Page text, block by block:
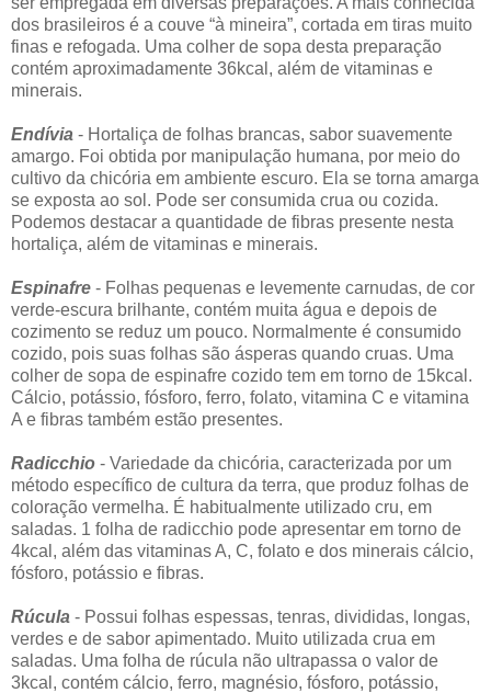
dos brasileiros é a couve “à mineira”, cortada em tiras muito
finas e refogada. Uma colher de sopa desta preparação
contém aproximadamente 36kcal, além de vitaminas e
minerais.
Endívia - Hortaliça de folhas brancas, sabor suavemente
amargo. Foi obtida por manipulação humana, por meio do
cultivo da chicória em ambiente escuro. Ela se torna amarga
se exposta ao sol. Pode ser consumida crua ou cozida.
Podemos destacar a quantidade de fibras presente nesta
hortaliça, além de vitaminas e minerais.
Espinafre - Folhas pequenas e levemente carnudas, de cor
verde-escura brilhante, contém muita água e depois de
cozimento se reduz um pouco. Normalmente é consumido
cozido, pois suas folhas são ásperas quando cruas. Uma
colher de sopa de espinafre cozido tem em torno de 15kcal.
Cálcio, potássio, fósforo, ferro, folato, vitamina C e vitamina
A e fibras também estão presentes.
Radicchio - Variedade da chicória, caracterizada por um
método específico de cultura da terra, que produz folhas de
coloração vermelha. É habitualmente utilizado cru, em
saladas. 1 folha de radicchio pode apresentar em torno de
4kcal, além das vitaminas A, C, folato e dos minerais cálcio,
fósforo, potássio e fibras.
Rúcula - Possui folhas espessas, tenras, divididas, longas,
verdes e de sabor apimentado. Muito utilizada crua em
saladas. Uma folha de rúcula não ultrapassa o valor de
3kcal, contém cálcio, ferro, magnésio, fósforo, potássio,